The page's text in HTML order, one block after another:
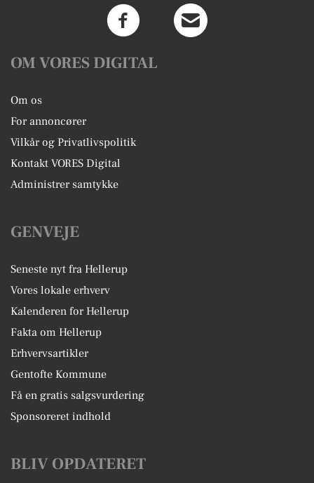
OM VORES DIGITAL
Om os
For annoncører
Vilkår og Privatlivspolitik
Kontakt VORES Digital
Administrer samtykke
GENVEJE
Seneste nyt fra Hellerup
Vores lokale erhverv
Kalenderen for Hellerup
Fakta om Hellerup
Erhvervsartikler
Gentofte Kommune
Få en gratis salgsvurdering
Sponsoreret indhold
BLIV OPDATERET